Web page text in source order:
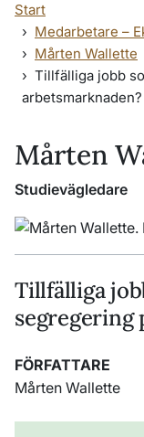
Start
Medarbetare –
Mårten Wallette
Tillfälliga jobb
arbetsmarknaden?
Mårten
Studievägledare
Tillfälliga
segregering
FÖRFATTARE
Mårten Wallette